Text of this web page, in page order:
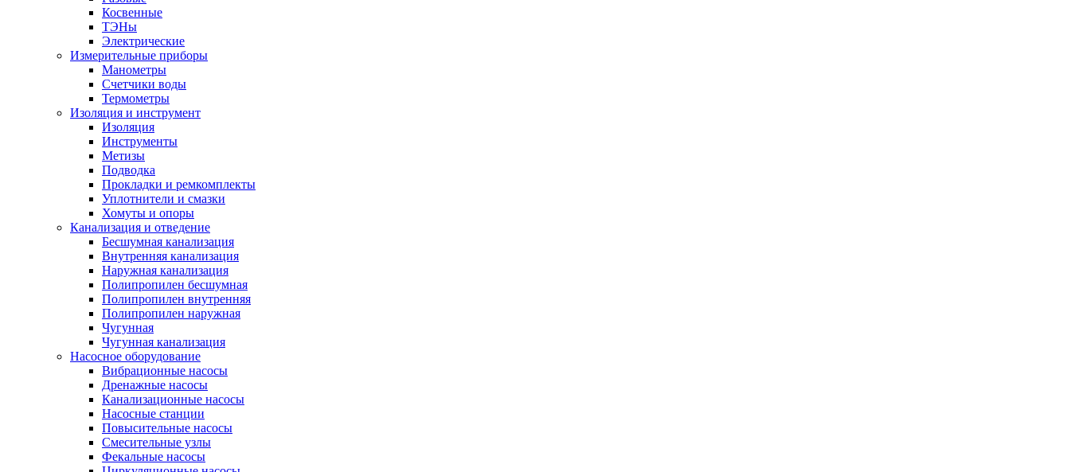
Косвенные
ТЭНы
Электрические
Измерительные приборы
Манометры
Счетчики воды
Термометры
Изоляция и инструмент
Изоляция
Инструменты
Метизы
Подводка
Прокладки и ремкомплекты
Уплотнители и смазки
Хомуты и опоры
Канализация и отведение
Бесшумная канализация
Внутренняя канализация
Наружная канализация
Полипропилен бесшумная
Полипропилен внутренняя
Полипропилен наружная
Чугунная
Чугунная канализация
Насосное оборудование
Вибрационные насосы
Дренажные насосы
Канализационные насосы
Насосные станции
Повысительные насосы
Смесительные узлы
Фекальные насосы